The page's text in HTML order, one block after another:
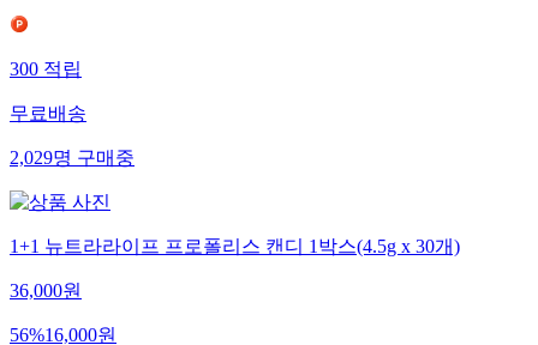
300적립
무료배송
2,029명구매중
1+1 뉴트라라이프 프로폴리스 캔디 1박스(4.5g x 30개)
36,000원
56%16,000원